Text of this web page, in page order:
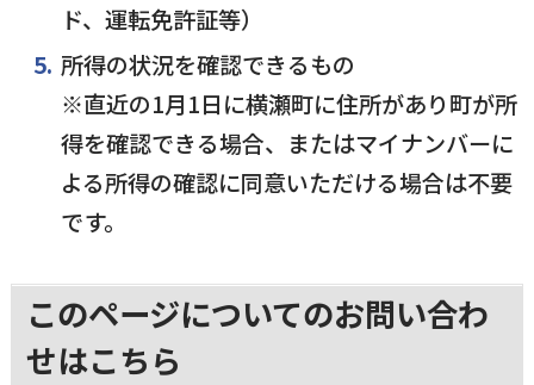
ド、運転免許証等）
所得の状況を確認できるもの
※直近の1月1日に横瀬町に住所があり町が所
得を確認できる場合、またはマイナンバーに
よる所得の確認に同意いただける場合は不要
です。
このページについてのお問い合わ
せはこちら